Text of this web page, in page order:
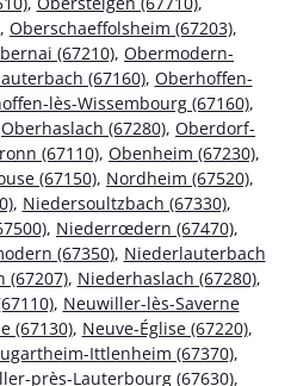
, Oberschaeffolsheim (67203),
(67210), Obermodern-
(67160), Oberhoffen-
lès-Wissembourg (67160),
Oberhaslach (67280), Oberdorf-
(67110), Obenheim (67230),
(67150), Nordheim (67520),
, Niedersoultzbach (67330),
, Niederrœdern (67470),
(67350), Niederlauterbach
(67207), Niederhaslach (67280),
, Neuwiller-lès-Saverne
(67130), Neuve-Église (67220),
Ittlenheim (67370),
près-Lauterbourg (67630),